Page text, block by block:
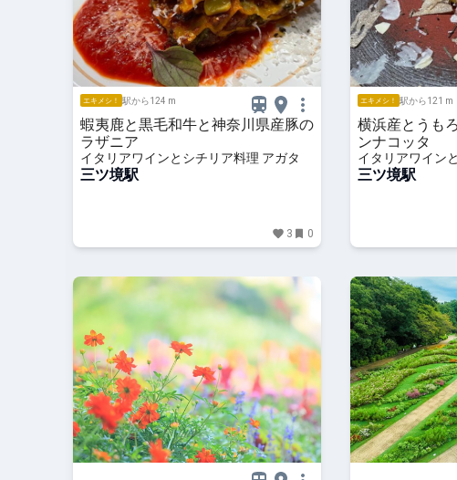
エキメシ！ 駅から124 m
蝦夷鹿と黒毛和牛と神奈川県産豚の
ラザニア
イタリアワインとシチリア料理 アガタ
三ツ境駅
3 0
エキメシ！ 駅から121 m
横浜産とうも
ンナコッタ
イタリアワイン
三ツ境駅